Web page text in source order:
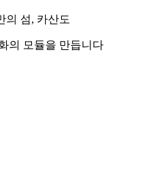
의 섬, 카산도
의 모듈을 만듭니다